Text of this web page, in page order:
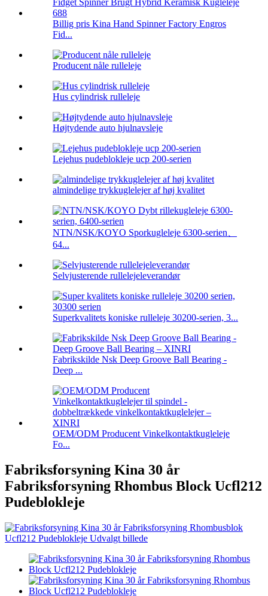
Billig pris Kina Hand Spinner Factory Engros
Fid...
Producent nåle rulleleje
Hus cylindrisk rulleleje
Højtydende auto hjulnavsleje
Lejehus pudeblokleje ucp 200-serien
almindelige trykkuglelejer af høj kvalitet
NTN/NSK/KOYO Sporkugleleje 6300-serien、
64...
Selvjusterende rullelejeleverandør
Superkvalitets koniske rulleleje 30200-serien, 3...
Fabrikskilde Nsk Deep Groove Ball Bearing -
Deep ...
OEM/ODM Producent Vinkelkontaktkugleleje
Fo...
Fabriksforsyning Kina 30 år
Fabriksforsyning Rhombus Block Ucfl212
Pudeblokleje